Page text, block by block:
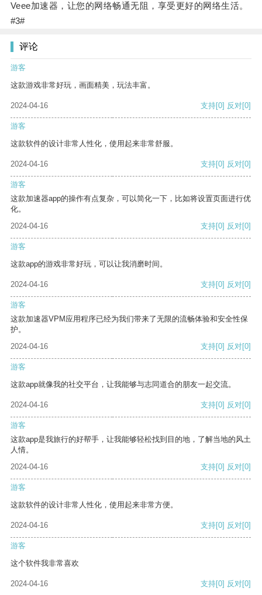
Veee加速器，让您的网络畅通无阻，享受更好的网络生活。
#3#
评论
游客
这款游戏非常好玩，画面精美，玩法丰富。
2024-04-16 支持[0] 反对[0]
游客
这款软件的设计非常人性化，使用起来非常舒服。
2024-04-16 支持[0] 反对[0]
游客
这款加速器app的操作有点复杂，可以简化一下，比如将设置页面进行优
化。
2024-04-16
支持[0] 反对[0]
游客
这款app的游戏非常好玩，可以让我消磨时间。
2024-04-16 支持[0] 反对[0]
游客
这款加速器VPM应用程序已经为我们带来了无限的流畅体验和安全性保
护。
2024-04-16
支持[0] 反对[0]
游客
这款app就像我的社交平台，让我能够与志同道合的朋友一起交流。
2024-04-16 支持[0] 反对[0]
游客
这款app是我旅行的好帮手，让我能够轻松找到目的地，了解当地的风土
人情。
2024-04-16
支持[0] 反对[0]
游客
这款软件的设计非常人性化，使用起来非常方便。
2024-04-16 支持[0] 反对[0]
游客
这个软件我非常喜欢
2024-04-16 支持[0] 反对[0]